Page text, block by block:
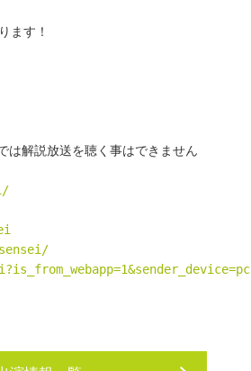
ます！
説放送を聴く事はできません